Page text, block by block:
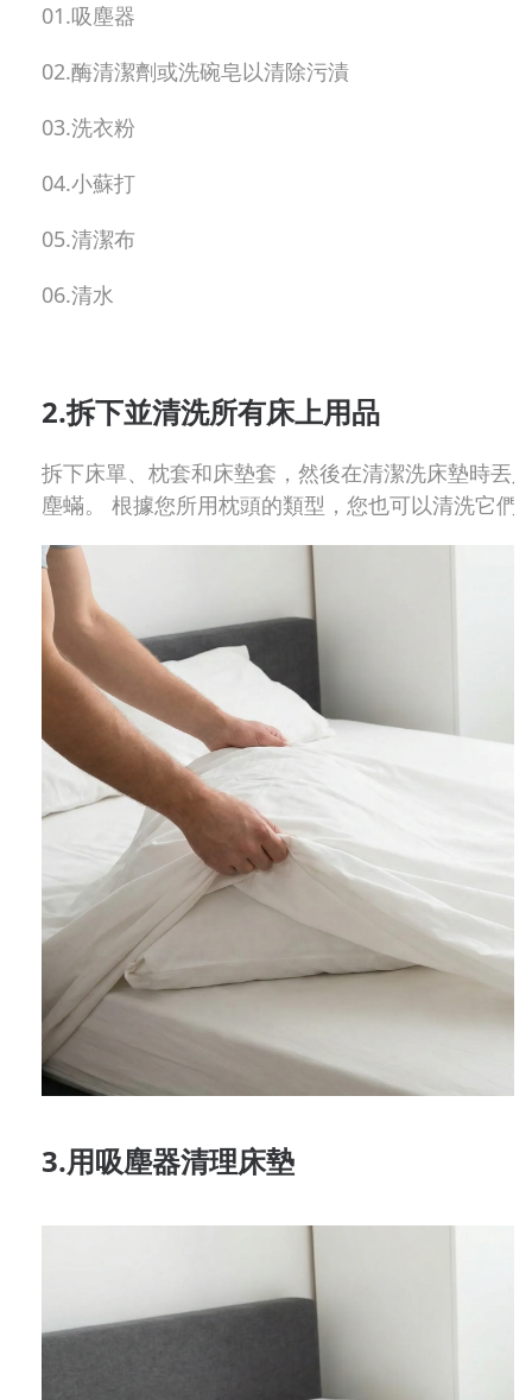
01.吸塵器
02.酶清潔劑或洗碗皂以清除污漬
03.洗衣粉
04.小蘇打
05.清潔布
06.清水
2.拆下並清洗所有床上用品
拆下床單、枕套和床墊套，然後在清潔洗床墊時丟
塵蟎。 根據您所用枕頭的類型，您也可以清洗它們
3.用吸塵器清理床墊